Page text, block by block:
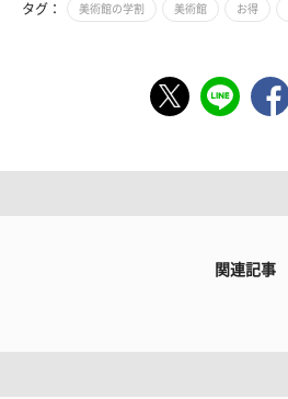
タグ： 美術館の学割 美術館 お得
関連記事